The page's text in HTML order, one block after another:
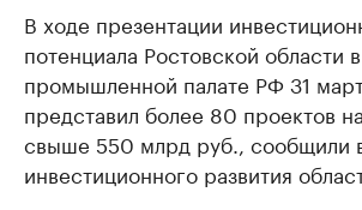
В ходе презентации
потенциала Ростовской области
промышленной палате РФ 31
представил более 80 проектов
свыше 550 млрд руб., сообщили
инвестиционного развития